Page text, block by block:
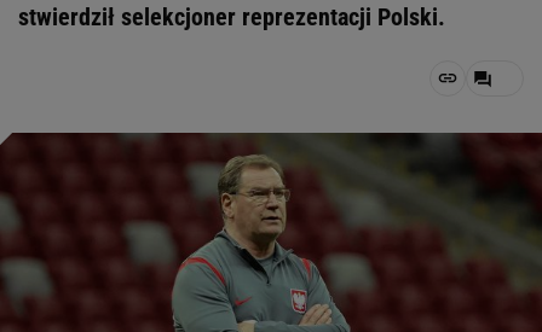
stwierdził selekcjoner reprezentacji Polski.